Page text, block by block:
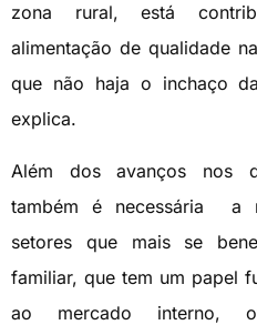
zona rural, está
alimentação de qualidade
que não haja o inchaço
explica.
Além dos avanços nos
também é necessária a
setores que mais se
familiar, que tem um papel
ao mercado interno,